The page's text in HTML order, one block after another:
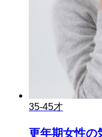
35-45才
更年期女性の